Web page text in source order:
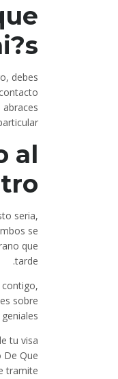
debes
al
seri­a,
se
que
tarde.
sobre
tu visa
De Que
tramite.